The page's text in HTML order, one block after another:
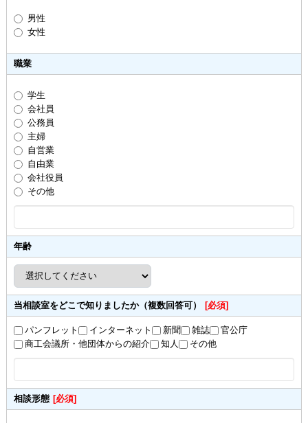
男性
女性
職業
学生
会社員
公務員
主婦
自営業
自由業
会社役員
その他
年齢
当相談室をどこで知りましたか（複数回答可） [必須]
パンフレット インターネット 新聞 雑誌
官公庁
商工会議所・他団体からの紹介
知人 その他
相談形態 [必須]